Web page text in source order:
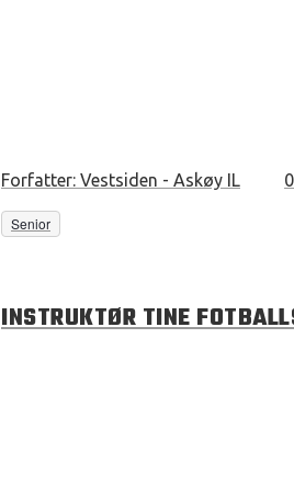
Forfatter: Vestsiden - Askøy IL
Senior
INSTRUKTØR TINE